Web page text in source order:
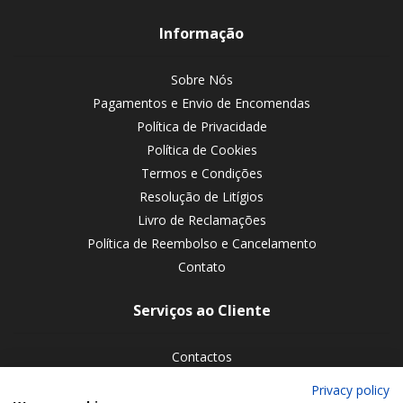
Informação
Sobre Nós
Pagamentos e Envio de Encomendas
Política de Privacidade
Política de Cookies
Termos e Condições
Resolução de Litígios
Livro de Reclamações
Política de Reembolso e Cancelamento
Contato
Serviços ao Cliente
Contactos
Privacy policy